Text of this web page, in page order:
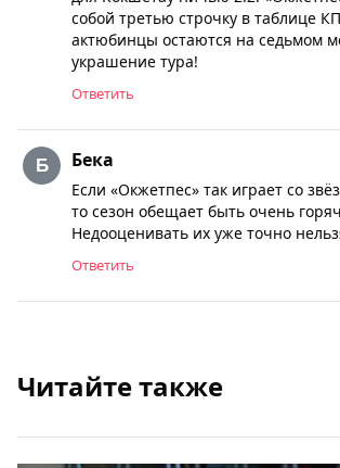
собой третью строчку в таблице
актюбинцы остаются на седьмом
украшение тура!
Ответить
Бека
Если «Окжетпес» так играет со
то сезон обещает быть очень
Недооценивать их уже точно
Ответить
Читайте также